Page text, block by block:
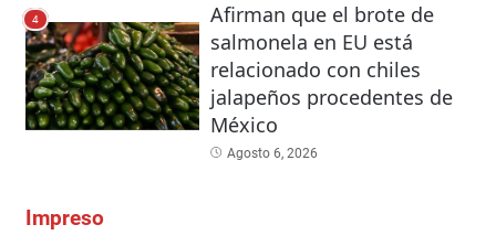
4
Afirman que el brote de
salmonela en EU está
relacionado con chiles
jalapeños procedentes de
México
Agosto 6, 2026
Impreso